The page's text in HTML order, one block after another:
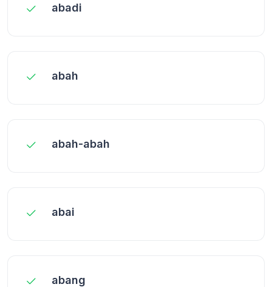
abadi
abah
abah-abah
abai
abang